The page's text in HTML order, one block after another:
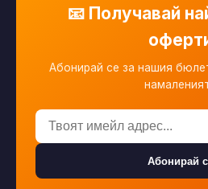
📧 Получавай
Абонирай се за нашия
Абонирай